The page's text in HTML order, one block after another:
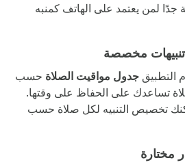
جدًا لمن يعتمد على الهاتف كمنبه
التطبيق جدول مواقيت الصلاة حسب
تساعدك على الحفاظ على وقتها.
تخصيص التنبيه لكل صلاة حسب